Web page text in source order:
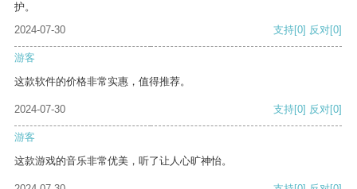
护。
2024-07-30
支持[0] 反对[0]
游客
这款软件的价格非常实惠，值得推荐。
2024-07-30 支持[0] 反对[0]
游客
这款游戏的音乐非常优美，听了让人心旷神怡。